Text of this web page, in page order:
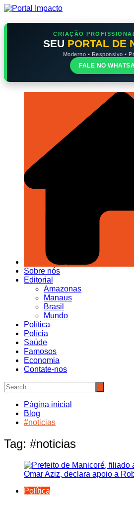
Ir
o
CRIAÇÃO
SEU PORTAL DE
Moderno • Responsivo •
FALE NO
Sobre nós
Editorial
Amazonas
Manaus
Brasil
Mundo
Política
Polícia
Saúde
Famosos
Economia
Contate-nos
Página inicial
Blog
#noticias
Tag: #noticias
Política